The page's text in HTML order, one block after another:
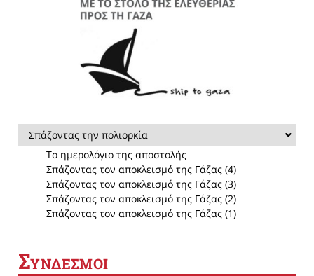
Σπάζοντας την πολιορκία
Το ημερολόγιο της αποστολής
Σπάζοντας τον αποκλεισμό της Γάζας (4)
Σπάζοντας τον αποκλεισμό της Γάζας (3)
Σπάζοντας τον αποκλεισμό της Γάζας (2)
Σπάζοντας τον αποκλεισμό της Γάζας (1)
ΣΥΝΔΕΣΜΟΙ